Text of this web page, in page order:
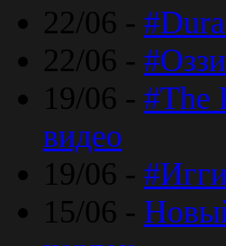
22/06 -
22/06 -
19/06 - #The
видео
19/06 -
15/06 -